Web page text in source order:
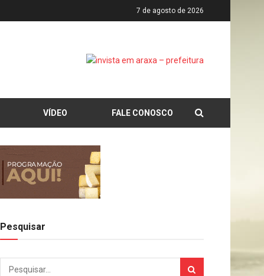
7 de agosto de 2026
VÍDEO FALE CONOSCO
Pesquisar